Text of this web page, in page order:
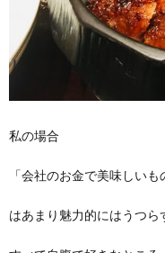
私の場合
「会社のお金で美味しいも
はあまり魅力的にはうつら